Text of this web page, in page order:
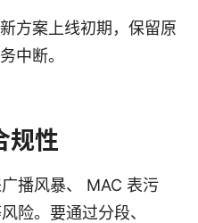
方案上线初期，保留原
中断。
规性
播风暴、 MAC 表污
险。要通过分段、